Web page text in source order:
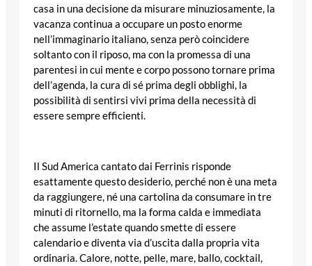
casa in una decisione da misurare minuziosamente, la
vacanza continua a occupare un posto enorme
nell’immaginario italiano, senza però coincidere
soltanto con il riposo, ma con la promessa di una
parentesi in cui mente e corpo possono tornare prima
dell’agenda, la cura di sé prima degli obblighi, la
possibilità di sentirsi vivi prima della necessità di
essere sempre efficienti.
Il Sud America cantato dai Ferrinis risponde
esattamente questo desiderio, perché non è una meta
da raggiungere, né una cartolina da consumare in tre
minuti di ritornello, ma la forma calda e immediata
che assume l’estate quando smette di essere
calendario e diventa via d’uscita dalla propria vita
ordinaria. Calore, notte, pelle, mare, ballo, cocktail,